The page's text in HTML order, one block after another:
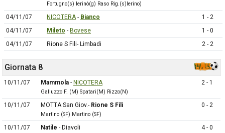
Fortugno(s) Ierinò(g) Raso Rig.(s)Ierino)
04/11/07 NICOTERA- Bianco
1 - 2
04/11/07
Mileto - Bovese
1 - 0
04/11/07
Rione S Fili- Limbadi 2 - 2
Giornata 8
10/11/07 Mammola - NICOTERA
Galluzzo F. (M) Spatari(M) Rizzo(N)
2 - 1
10/11/07 MOTTA San Giov.- Rione S Fili
Martino (SF) Martino (SF)
0 - 2
10/11/07 Natile - Diavoli 4 - 0